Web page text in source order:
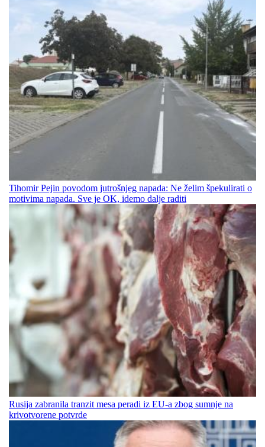
Tihomir Pejin povodom jutrošnjeg napada: Ne želim špekulirati o
motivima napada. Sve je OK, idemo dalje raditi
Rusija zabranila tranzit mesa peradi iz EU-a zbog sumnje na
krivotvorene potvrde